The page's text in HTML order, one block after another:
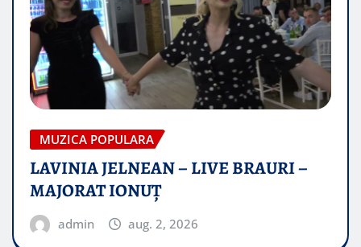
MUZICA POPULARA
LAVINIA JELNEAN – LIVE BRAURI –
MAJORAT IONUŢ
admin aug. 2, 2026